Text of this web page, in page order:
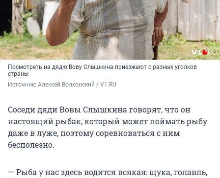
Посмотреть на дядю Вову Слышкина приезжают с разных уголков
страны
Источник: Алексей Волхонский / V1.RU
Соседи дяди Вовы Слышкина говорят, что он
настоящий рыбак, который может поймать рыбу
даже в луже, поэтому соревноваться с ним
бесполезно.
— Рыба у нас здесь водится всякая: щука, голавль,